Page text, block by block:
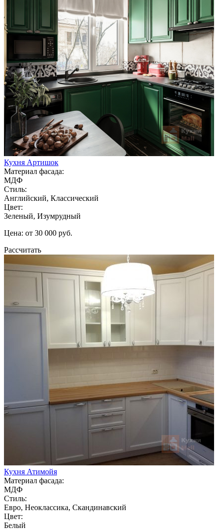
Кухня Артишок
Материал фасада:
МДФ
Стиль:
Английский, Классический
Цвет:
Зеленый, Изумрудный
Цена: от 30 000 руб.
Рассчитать
Кухня Атимойя
Материал фасада:
МДФ
Стиль:
Евро, Неоклассика, Скандинавский
Цвет:
Белый